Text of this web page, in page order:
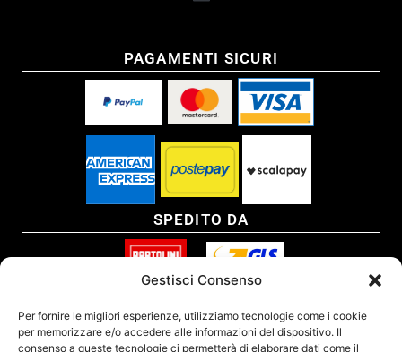
Gestisci Consenso
Per fornire le migliori esperienze, utilizziamo tecnologie come i cookie
per memorizzare e/o accedere alle informazioni del dispositivo. Il
consenso a queste tecnologie ci permetterà di elaborare dati come il
PAGAMENTI SICURI
SPEDITO DA